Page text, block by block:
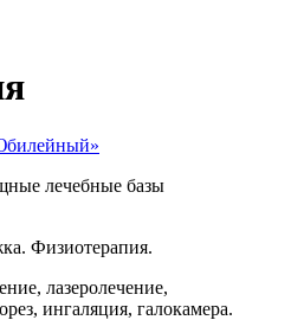
лечебные базы
Физиотерапия.
лазеролечение,
ингаляция, галокамера.